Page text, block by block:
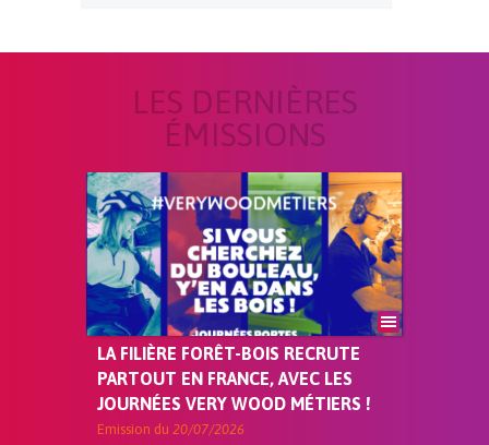
LES DERNIÈRES
ÉMISSIONS
LA FILIÈRE FORÊT-BOIS RECRUTE
PARTOUT EN FRANCE, AVEC LES
JOURNÉES VERY WOOD MÉTIERS !
Emission du 20/07/2026